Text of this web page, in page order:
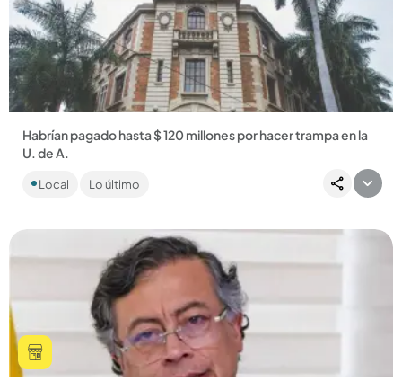
Compartir Noticia
Habrían pagado hasta $ 120 millones por hacer trampa en la
U. de A.
Algunos de los médicos involucrados habrían pagado altas
sumas de dinero para hacer trampa en el examen....
Local Lo último
Compartir Noticia